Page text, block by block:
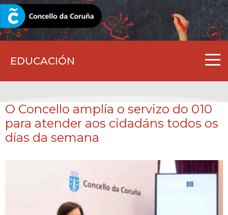
EDUCACIÓN
CORUNA.GAL
O Concello amplía o servizo do 010
para atender aos cidadáns todos os
días da semana